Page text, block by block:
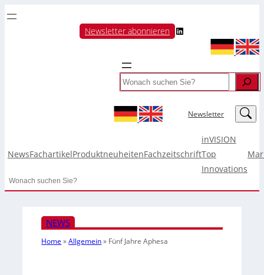
Newsletter abonnieren LinkedIn
Search
Newsletter LinkedIn
NewsFachartikelProduktneuheitenFachzeitschrift
inVISION
Top
Innovations
Search
NEWS
Home »Allgemein» Fünf Jahre Aphesa